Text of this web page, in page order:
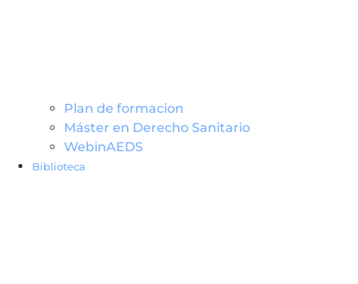
Plan de formacion
Máster en Derecho Sanitario
WebinAEDS
Biblioteca